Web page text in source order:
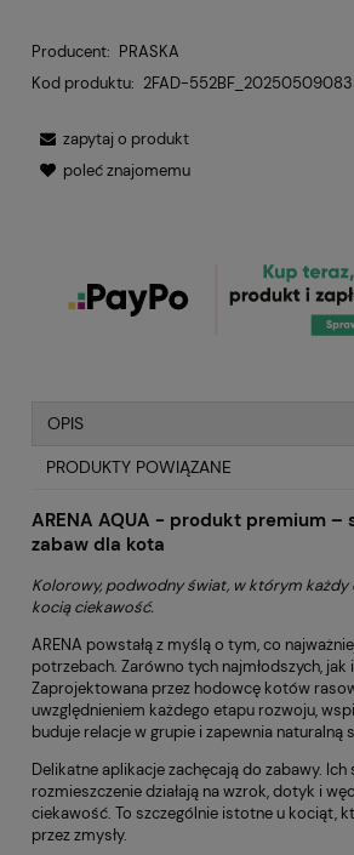
Producent: PRASKA
Kod produktu: 2FAD-
zapytaj o produkt
poleć znajomemu
OPIS
PRODUKTY POWIĄZANE
ARENA AQUA - produkt premium –
zabaw dla kota
Kolorowy, podwodny świat, w którym każdy
kocią ciekawość.
ARENA powstałą z myślą o tym, co
potrzebach. Zarówno tych najmłodszych, jak
Zaprojektowana przez hodowcę kotów
uwzględnieniem każdego etapu rozwoju,
buduje relacje w grupie i zapewnia naturalną
Delikatne aplikacje zachęcają do zabawy.
rozmieszczenie działają na wzrok, dotyk i
ciekawość. To szczególnie istotne u kociąt,
przez zmysły.